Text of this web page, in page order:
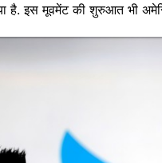
है. इस मूवमेंट की शुरुआत भी